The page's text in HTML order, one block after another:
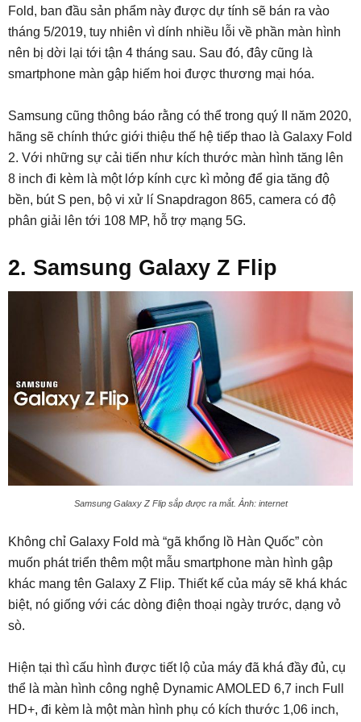
Fold, ban đầu sản phẩm này được dự tính sẽ bán ra vào
tháng 5/2019, tuy nhiên vì dính nhiều lỗi về phần màn hình
nên bị dời lại tới tận 4 tháng sau. Sau đó, đây cũng là
smartphone màn gập hiếm hoi được thương mại hóa.
Samsung cũng thông báo rằng có thể trong quý II năm 2020,
hãng sẽ chính thức giới thiệu thế hệ tiếp thao là Galaxy Fold
2. Với những sự cải tiến như kích thước màn hình tăng lên
8 inch đi kèm là một lớp kính cực kì mỏng để gia tăng độ
bền, bút S pen, bộ vi xử lí Snapdragon 865, camera có độ
phân giải lên tới 108 MP, hỗ trợ mạng 5G.
2. Samsung Galaxy Z Flip
Samsung Galaxy Z Flip sắp được ra mắt. Ảnh: internet
Không chỉ Galaxy Fold mà “gã khổng lồ Hàn Quốc” còn
muốn phát triển thêm một mẫu smartphone màn hình gập
khác mang tên Galaxy Z Flip. Thiết kế của máy sẽ khá khác
biệt, nó giống với các dòng điện thoại ngày trước, dạng vỏ
sò.
Hiện tại thì cấu hình được tiết lộ của máy đã khá đầy đủ, cụ
thể là màn hình công nghệ Dynamic AMOLED 6,7 inch Full
HD+, đi kèm là một màn hình phụ có kích thước 1,06 inch,